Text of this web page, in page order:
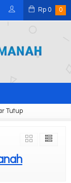
Rp 0 0
Tutup